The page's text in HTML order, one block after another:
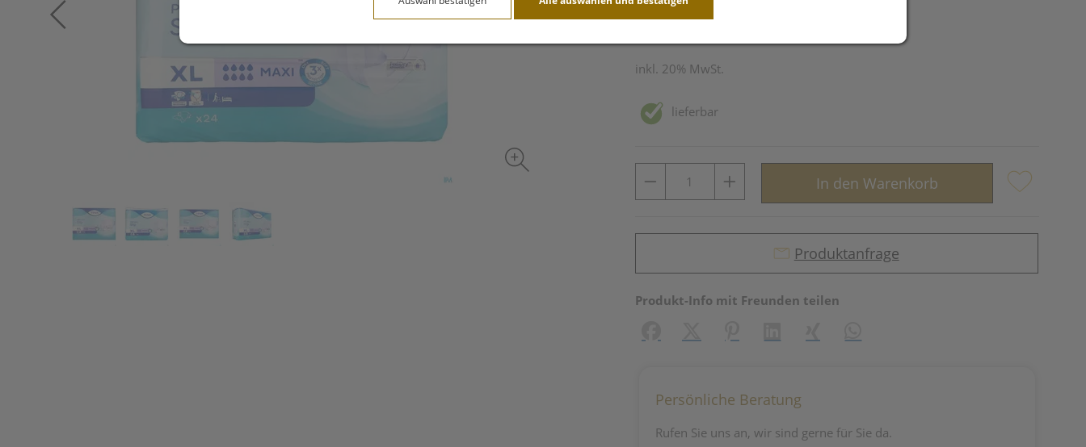
inkl. 20% MwSt.
lieferbar
In den Warenkorb
Produktanfrage
Produkt-Info mit Freunden teilen
Persönliche Beratung
Rufen Sie uns an, wir sind gerne für Sie da.